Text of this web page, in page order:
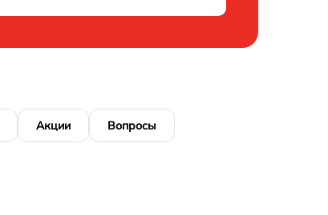
Акции Вопросы